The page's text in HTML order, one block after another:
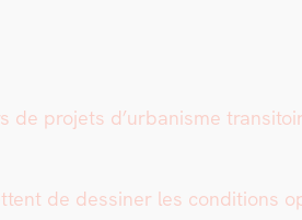
de pro­jets d’urbanisme
de dessin­er les con­di­tions